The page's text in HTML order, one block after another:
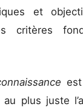
et
critères
plus juste